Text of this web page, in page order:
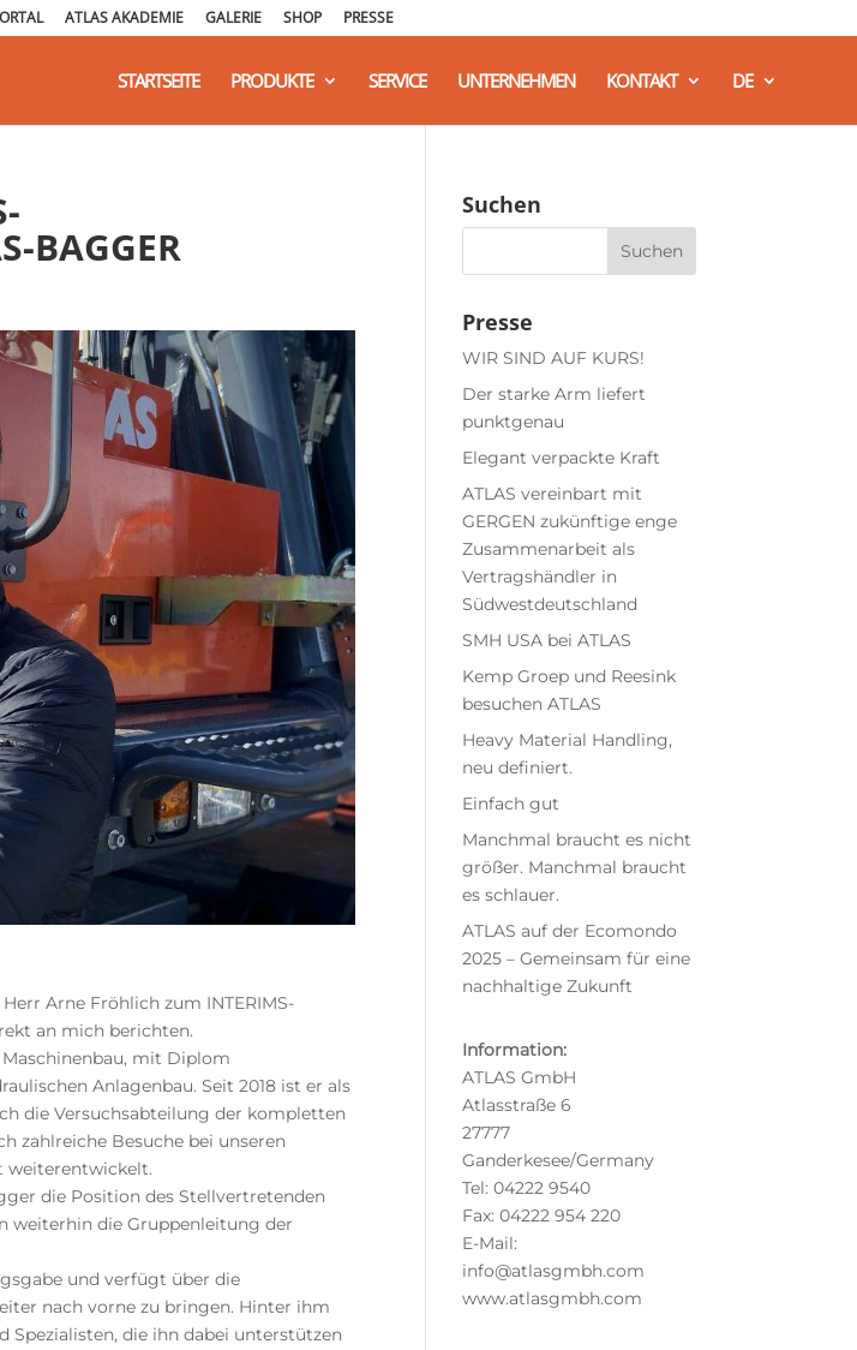
ATLAS AKADEMIE GALERIE SHOP PRESSE
STARTSEITE PRODUKTE SERVICE UNTERNEHMEN KONTAKT DE
BAGGER
Arne Fröhlich zum INTERIMS-
an mich berichten.
mit Diplom
Anlagenbau. Seit 2018 ist er als
die Versuchsabteilung der kompletten
zahlreiche Besuche bei unseren
weiterentwickelt.
die Position des Stellvertretenden
weiterhin die Gruppenleitung der
und verfügt über die
nach vorne zu bringen. Hinter ihm
Spezialisten, die ihn dabei unterstützen
Suchen
Presse
WIR SIND AUF KURS!
Der starke Arm liefert
punktgenau
Elegant verpackte Kraft
ATLAS vereinbart mit
GERGEN zukünftige enge
Zusammenarbeit als
Vertragshändler in
Südwestdeutschland
SMH USA bei ATLAS
Kemp Groep und Reesink
besuchen ATLAS
Heavy Material Handling,
neu definiert.
Einfach gut
Manchmal braucht es nicht
größer. Manchmal braucht
es schlauer.
ATLAS auf der Ecomondo
2025 – Gemeinsam für eine
nachhaltige Zukunft
Information:
ATLAS GmbH
Atlasstraße 6
27777
Ganderkesee/Germany
Tel: 04222 9540
Fax: 04222 954 220
E-Mail:
info@atlasgmbh.com
www.atlasgmbh.com